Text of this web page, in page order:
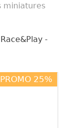
miniatures
-
PROMO 25%